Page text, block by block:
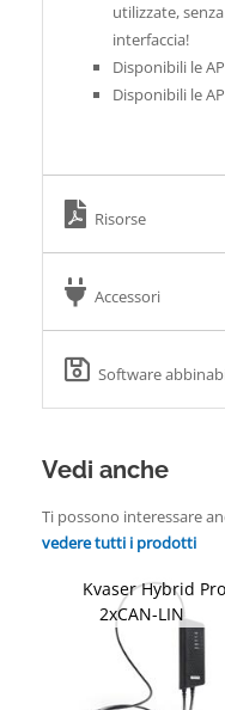
utilizzate,
interfaccia!
Disponibili le
Disponibili le
Risorse
Accessori
Software
Vedi anche
Ti possono interessare
vedere tutti i prodotti
Kvaser Hybrid Pro
2xCAN-LIN